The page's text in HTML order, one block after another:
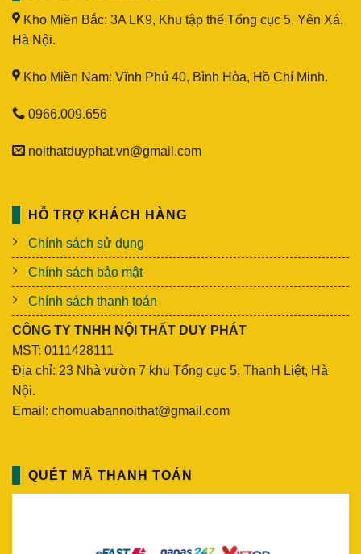
Kho Miền Bắc: 3A LK9, Khu tập thể Tổng cục 5, Yên Xá,
Hà Nội.
Kho Miền Nam: Vĩnh Phú 40, Bình Hòa, Hồ Chí Minh.
0966.009.656
noithatduyphat.vn@gmail.com
HỖ TRỢ KHÁCH HÀNG
Chính sách sử dụng
Chính sách bảo mật
Chính sách thanh toán
CÔNG TY TNHH NỘI THẤT DUY PHÁT
MST: 0111428111
Địa chỉ: 23 Nhà vườn 7 khu Tổng cục 5, Thanh Liệt, Hà
Nội.
Email: chomuabannoithat@gmail.com
QUÉT MÃ THANH TOÁN